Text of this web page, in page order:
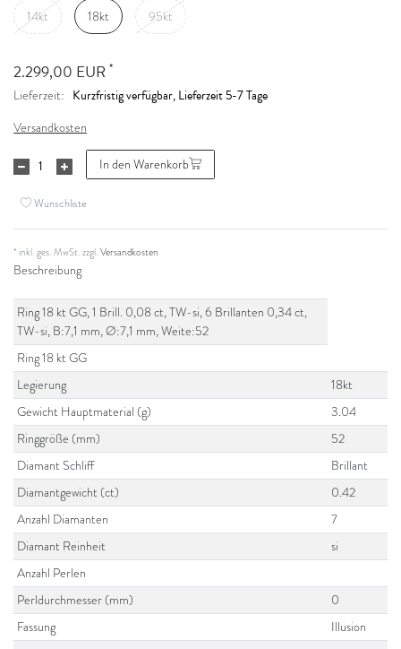
14kt 18kt 95kt
2.299,00 EUR *
Lieferzeit: Kurzfristig verfügbar, Lieferzeit 5-7 Tage
Versandkosten
In den Warenkorb
Wunschliste
* inkl. ges. MwSt. zzgl.Versandkosten
Beschreibung
Ring 18 kt GG, 1 Brill. 0,08 ct, TW-si, 6 Brillanten 0,34 ct,
TW-si, B:7,1 mm, Ø:7,1 mm, Weite:52
Ring 18 kt GG
Legierung
18kt
Gewicht Hauptmaterial (g)
3.04
Ringgröße (mm)
52
Diamant Schliff
Brillant
Diamantgewicht (ct)
0.42
Anzahl Diamanten
7
Diamant Reinheit
si
Anzahl Perlen
Perldurchmesser (mm)
0
Fassung
Illusion